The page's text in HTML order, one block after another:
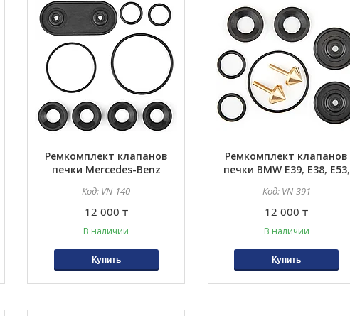
Ремкомплект клапанов
печки Mercedes-Benz
VN-140
12 000 ₸
В наличии
Купить
Ремкомплект клапанов
печки BMW E39, E38, E53,
E60, E61, E63, E64
VN-391
12 000 ₸
В наличии
Купить